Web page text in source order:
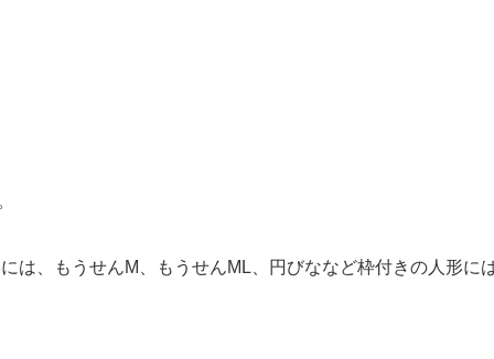
は、もうせんM、もうせんML、円びななど枠付きの人形に